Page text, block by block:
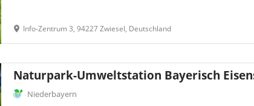
Info-Zentrum 3, 94227 Zwiesel, Deutschland
Naturpark-Umweltstation Bayerisch
Niederbayern